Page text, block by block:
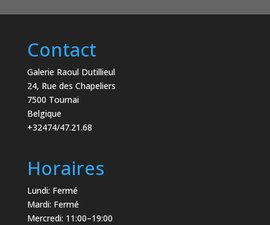
Contact
Galerie Raoul Dutillieul
24, Rue des Chapeliers
7500 Tournai
Belgique
+32474/47.21.68
Horaires
Lundi: Fermé
Mardi: Fermé
Mercredi: 11:00–19:00